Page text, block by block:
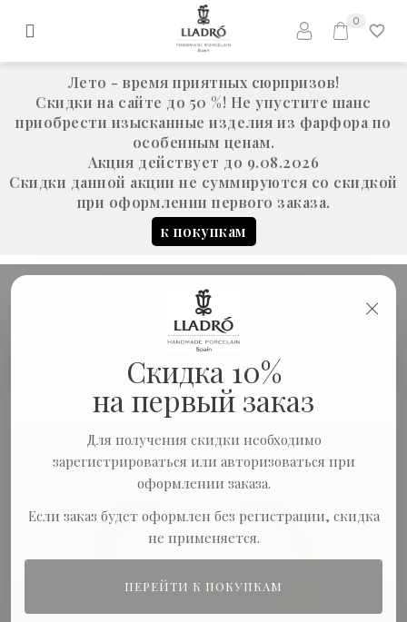
Лето - время приятных сюрпризов!
Скидки на сайте до 50 %! Не упустите шанс
приобрести изысканные изделия из фарфора по
особенным ценам.
Акция действует до 9.08.2026
Скидки данной акции не суммируются со скидкой
при оформлении первого заказа.
к покупкам
0
×
Скидка 10%
на первый заказ
Для получения скидки необходимо
зарегистрироваться или авторизоваться при
оформлении заказа.
Если заказ будет оформлен без регистрации, скидка
не применяется.
ПЕРЕЙТИ К ПОКУПКАМ
Скульптура "Шива Натараха"